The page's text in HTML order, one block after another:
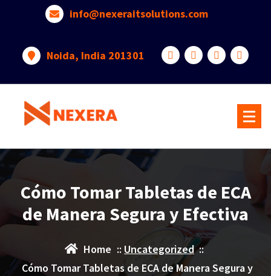
info@nexeraitsolutions.com
Noida, India 201301
Cómo Tomar Tabletas de ECA
de Manera Segura y Efectiva
Home :: Uncategorized::
Cómo Tomar Tabletas de ECA de Manera Segura y